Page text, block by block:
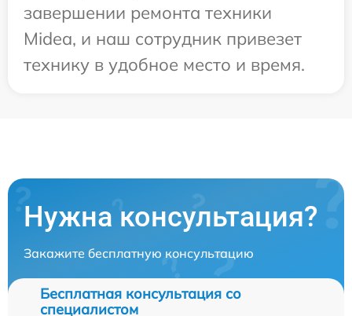
завершении ремонта техники
Midea, и наш сотрудник привезет
технику в удобное место и время.
Нужна консультация?
Закажите бесплатную консультацию
Бесплатная консультация со
специалистом